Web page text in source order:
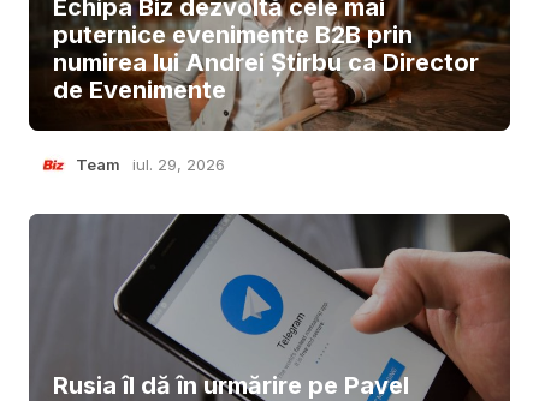
Echipa Biz dezvoltă cele mai
puternice evenimente B2B prin
numirea lui Andrei Știrbu ca Director
de Evenimente
Team iul. 29, 2026
Rusia îl dă în urmărire pe Pavel